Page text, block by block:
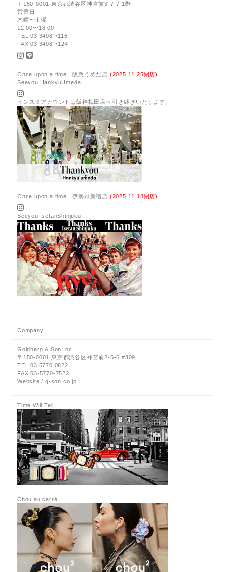
〒150-0001 東京都渋谷区神宮前3-7-7 1階
営業日
木曜〜土曜
12:00〜18:00
TEL 03 3408 7116
FAX 03 3408 7124
Once upon a time...阪急うめだ店 (2025.11.25閉店)
Seeyou HankyuUmeda
インスタアカウントは阪神梅田店へ引き継ぎいたします。
Once upon a time...伊勢丹新宿店 (2025.11.18閉店)
Seeyou IsetanShinjuku
Company
Goldberg & Son Inc.
〒150-0001 東京都渋谷区神宮前2-5-6 #309
TEL 03 5770 0822
FAX 03-5770-7522
Website / g-son.co.jp
Time Will Tell
Chou au carré